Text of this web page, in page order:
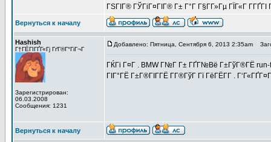
ГЅГІГ® ГЎГіГ¤ГІГ® Г± Г°Г Г§Г­Г»Гµ ГЇГ«Г
Вернуться к началу
Hashish
Г†ГЁГІГҐГ«Гј ГґГ®Г°ГіГ¬Г
Зарегистрирован:
06.03.2008
Сообщения: 1231
Добавлено: Пятница, Сентября 6, 2013 2:35am
ГЌГі Г¤Г . BMW Г№Г Г± ГҐГ№Вё Г±ГўГ®ГЁ run-
ГІГ°ГЁ Г±Г®ГІГ­ГЁ Г­Г®ГўГ Гї ГёГЁГ­Г .
Вернуться к началу